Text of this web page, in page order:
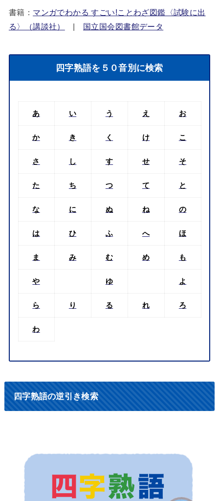
書籍： マンガでわかる すごい!ことわざ図鑑〈試験に出
る〉（講談社）
国立国会図書館データ
四字熟語を５０音別に検索
あ い う え お
か き く け こ
さ し す せ そ
た ち つ て と
な に ぬ ね の
は ひ ふ へ ほ
ま み む め も
や ゆ よ
ら り る れ ろ
わ
四字熟語の逆引き検索